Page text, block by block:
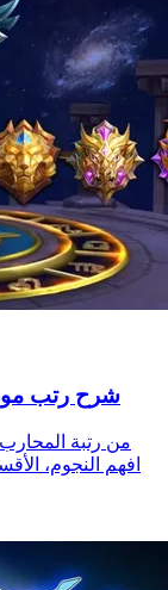
شرح رتب
افهم النجوم،